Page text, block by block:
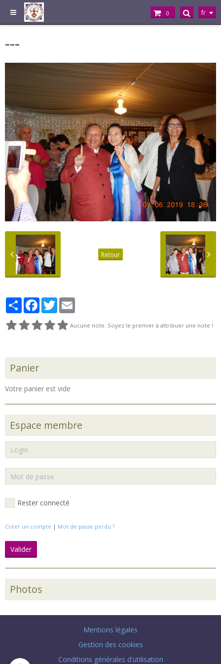
0 fr
---
Retour
PartagerFacebook
Twitter
Aucune note. Soyez le premier à attribuer une note !
Panier
Votre panier est vide
Espace membre
Rester connecté
Créer un compte | Mot de passe perdu ?
Valider
Photos
Mentions légales
Gestion des cookies
Conditions générales d'utilisation